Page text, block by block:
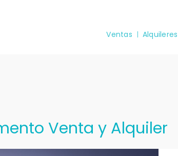
Ventas Alquileres
Venta y Alquiler